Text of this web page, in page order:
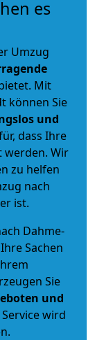
es
Umzug
Mit
können Sie
und
dass Ihre
werden. Wir
zu helfen
nach
ist.
Dahme-
Sachen
Sie
und
wird